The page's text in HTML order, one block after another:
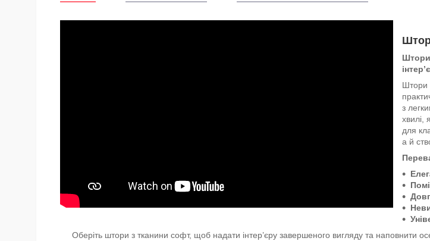
Штори
Штори
з
хвилі,
для
а й
Оберіть штори з тканини софт, щоб надати інтер’єру завершеного вигляду та наповнити